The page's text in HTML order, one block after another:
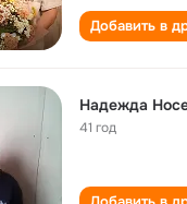
Добавить в
Надежда
41 год